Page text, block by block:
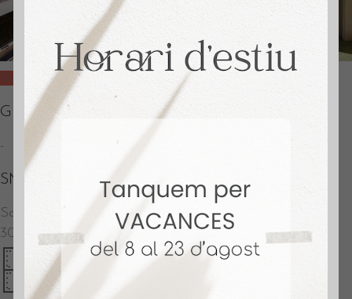
Vendido
Gran Via de les Corts Catalanes
-
SM551
Sant Martí
Barcelona
300.000€
109 m2